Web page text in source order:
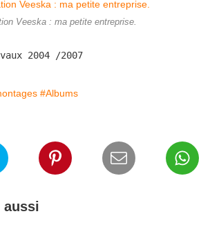
Veeska : ma petite entreprise.
2004 /2007
#Albums
aussi